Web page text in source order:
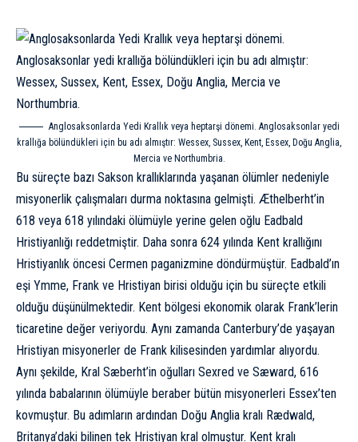
Anglosaksonlarda Yedi Krallık veya heptarşi dönemi. Anglosaksonlar yedi
krallığa bölündükleri için bu adı almıştır: Wessex, Sussex, Kent, Essex, Doğu Anglia,
Mercia ve Northumbria.
Bu süreçte bazı Sakson krallıklarında yaşanan ölümler nedeniyle
misyonerlik çalışmaları durma noktasına gelmişti. Æthelberht’in
618 veya 618 yılındaki ölümüyle yerine gelen oğlu Eadbald
Hristiyanlığı reddetmiştir. Daha sonra 624 yılında Kent krallığını
Hristiyanlık öncesi Cermen paganizmine döndürmüştür. Eadbald’ın
eşi Ymme, Frank ve Hristiyan birisi olduğu için bu süreçte etkili
olduğu düşünülmektedir. Kent bölgesi ekonomik olarak Frank’lerin
ticaretine değer veriyordu. Aynı zamanda Canterbury’de yaşayan
Hristiyan misyonerler de Frank kilisesinden yardımlar alıyordu.
Aynı şekilde, Kral Sæberht’in oğulları Sexred ve Sæward, 616
yılında babalarının ölümüyle beraber bütün misyonerleri Essex’ten
kovmuştur. Bu adımların ardından Doğu Anglia kralı Rædwald,
Britanya’daki bilinen tek Hristiyan kral olmuştur. Kent kralı